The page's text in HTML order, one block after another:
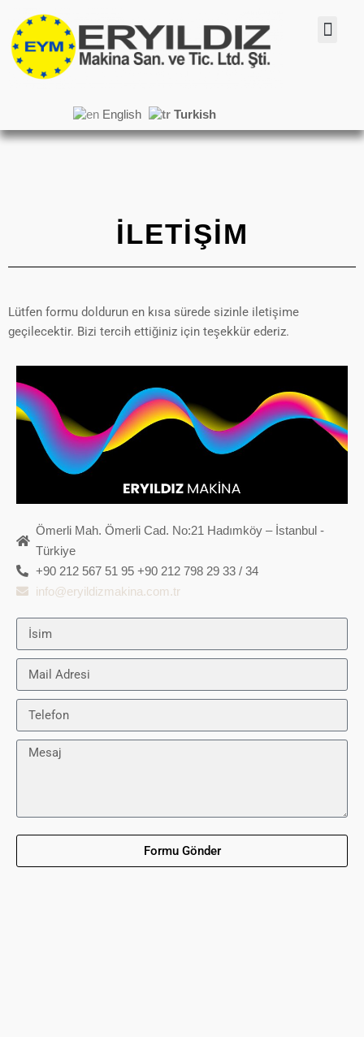
English Turkish
İLETİŞİM
Lütfen formu doldurun en kısa sürede sizinle iletişime
geçilecektir. Bizi tercih ettiğiniz için teşekkür ederiz.
Ömerli Mah. Ömerli Cad. No:21 Hadımköy – İstanbul -
Türkiye
+90 212 567 51 95 +90 212 798 29 33 / 34
info@eryildizmakina.com.tr
Formu Gönder